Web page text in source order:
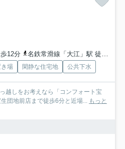
12分
名鉄常滑線「大江」駅 徒歩15分
場 閑静な住宅地 公共下水
越しをお考えなら「コンフォート宝
団地前店まで徒歩6分と近場...
もっと